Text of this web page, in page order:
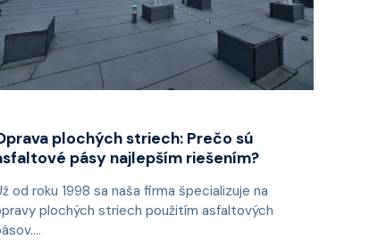
plochých striech: Prečo sú
pásy najlepším riešením?
od roku 1998 sa naša firma špecializuje na
plochých striech použitím asfaltových